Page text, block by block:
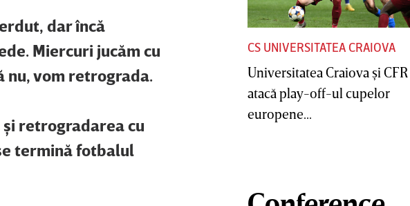
dar încă
Miercuri jucăm cu
nu, vom retrograda.
retrogradarea cu
termină fotbalul
CS UNIVERSITATEA CRAIOVA
Universitatea Craiova şi
atacă play-off-ul cupelor
europene...